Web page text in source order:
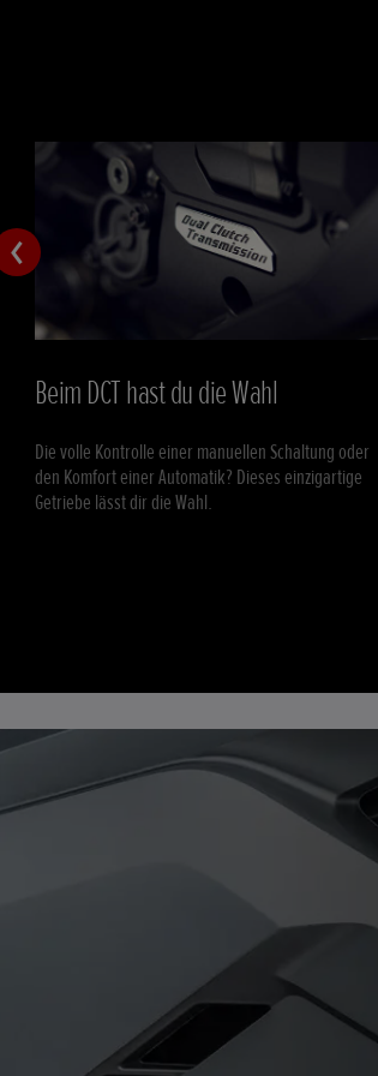
Beim DCT hast du die Wahl
Die volle Kontrolle einer manuellen Schaltung oder
den Komfort einer Automatik? Dieses einzigartige
Getriebe lässt dir die Wahl.